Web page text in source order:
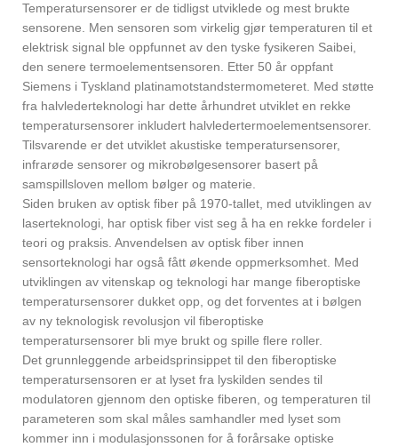
Temperatursensorer er de tidligst utviklede og mest brukte
sensorene. Men sensoren som virkelig gjør temperaturen til et
elektrisk signal ble oppfunnet av den tyske fysikeren Saibei,
den senere termoelementsensoren. Etter 50 år oppfant
Siemens i Tyskland platinamotstandstermometeret. Med støtte
fra halvlederteknologi har dette århundret utviklet en rekke
temperatursensorer inkludert halvledertermoelementsensorer.
Tilsvarende er det utviklet akustiske temperatursensorer,
infrarøde sensorer og mikrobølgesensorer basert på
samspillsloven mellom bølger og materie.
Siden bruken av optisk fiber på 1970-tallet, med utviklingen av
laserteknologi, har optisk fiber vist seg å ha en rekke fordeler i
teori og praksis. Anvendelsen av optisk fiber innen
sensorteknologi har også fått økende oppmerksomhet. Med
utviklingen av vitenskap og teknologi har mange fiberoptiske
temperatursensorer dukket opp, og det forventes at i bølgen
av ny teknologisk revolusjon vil fiberoptiske
temperatursensorer bli mye brukt og spille flere roller.
Det grunnleggende arbeidsprinsippet til den fiberoptiske
temperatursensoren er at lyset fra lyskilden sendes til
modulatoren gjennom den optiske fiberen, og temperaturen til
parameteren som skal måles samhandler med lyset som
kommer inn i modulasjonssonen for å forårsake optiske